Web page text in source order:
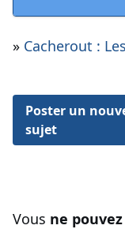
» Cacherout :
Poster un
sujet
Vous ne